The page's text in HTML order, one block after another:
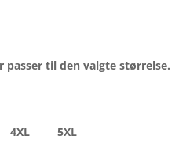
til den valgte størrelse.
4XL 5XL